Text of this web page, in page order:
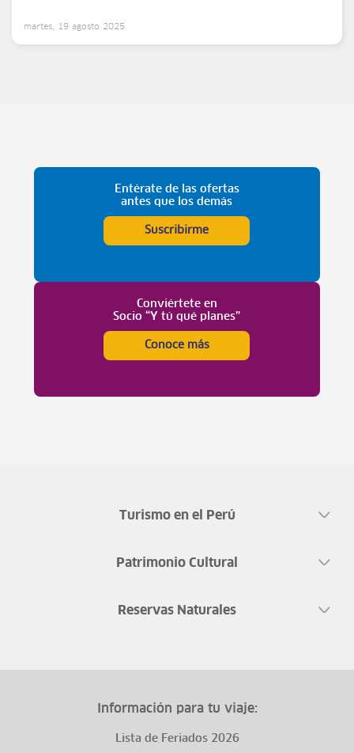
martes, 19 agosto 2025
Entérate de las ofertas
antes que los demás
Suscribirme
Conviértete en
Socio “Y tú qué planes”
Conoce más
Turismo en el Perú
Patrimonio Cultural
Reservas Naturales
Información para tu viaje:
Lista de Feriados 2026